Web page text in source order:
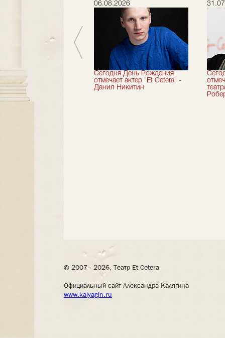
сезон!
06.08.2026
Сегодня День Рождения
отмечает актер "Et Cetera" -
Данил Никитин
© 2007– 2026, Театр Et Cetera
Официальный сайт Александра Калягина
www.kalyagin.ru